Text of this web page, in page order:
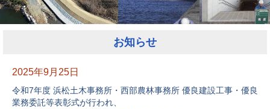
お知らせ
2025年9月25日
令和7年度 浜松土木事務所・西部農林事務所 優良建設工事・優良
業務委託等表彰式が行われ、